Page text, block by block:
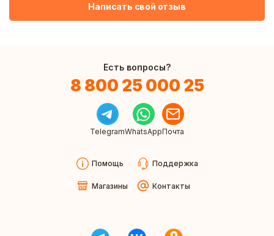
Написать свой отзыв
Есть вопросы?
8 800 25 000 25
TelegramWhatsAppПочта
Помощь Поддержка
Магазины Контакты